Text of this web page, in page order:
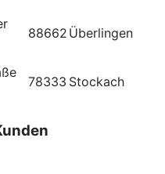
88662 Überlingen
78333 Stockach